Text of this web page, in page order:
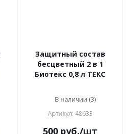
Защитный состав
бесцветный 2 в 1
Биотекс 0,8 л ТЕКС
В наличии (3)
Артикул: 48633
500 руб./шт